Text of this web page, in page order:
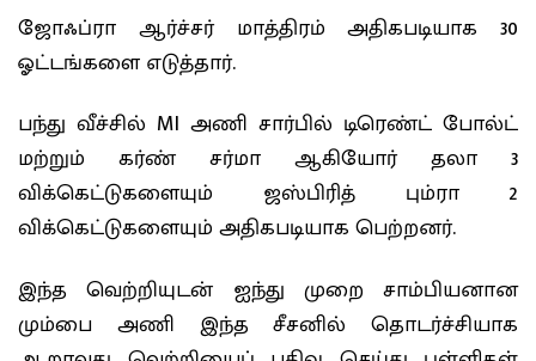
ஜோஃப்ரா ஆர்ச்சர் மாத்திரம் அதிகபடியாக 30
ஓட்டங்களை எடுத்தார்.
பந்து வீச்சில் MI அணி சார்பில் டிரெண்ட் போல்ட்
மற்றும் கர்ண் சர்மா ஆகியோர் தலா 3
விக்கெட்டுகளையும் ஜஸ்பிரித் பும்ரா 2
விக்கெட்டுகளையும் அதிகபடியாக பெற்றனர்.
இந்த வெற்றியுடன் ஐந்து முறை சாம்பியனான
மும்பை அணி இந்த சீசனில் தொடர்ச்சியாக